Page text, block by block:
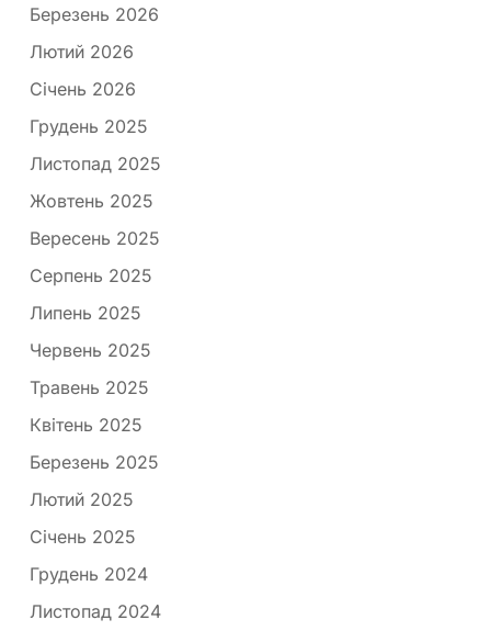
Березень 2026
Лютий 2026
Січень 2026
Грудень 2025
Листопад 2025
Жовтень 2025
Вересень 2025
Серпень 2025
Липень 2025
Червень 2025
Травень 2025
Квітень 2025
Березень 2025
Лютий 2025
Січень 2025
Грудень 2024
Листопад 2024